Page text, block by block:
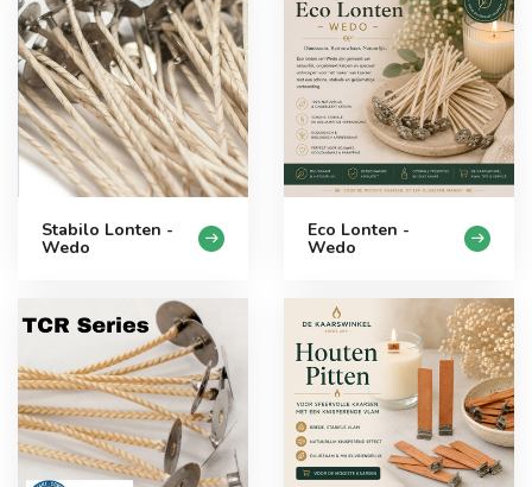
Stabilo Lonten -
Wedo
Eco Lonten -
Wedo